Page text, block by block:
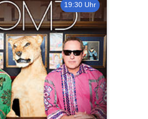
19:30 Uhr